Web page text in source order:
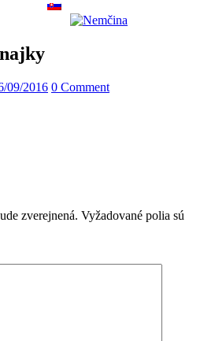
09/2016 0 Comment
zverejnená. Vyžadované polia sú